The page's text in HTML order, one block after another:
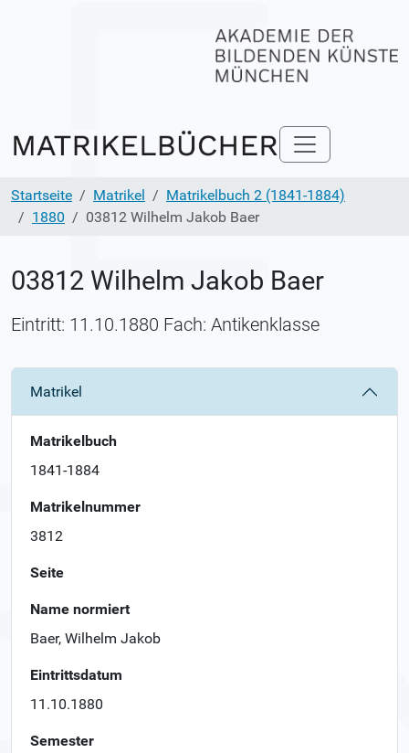
Startseite Matrikel
Matrikelbuch 2 (1841-1884)
1880
03812 Wilhelm Jakob Baer
03812 Wilhelm Jakob Baer
Eintritt: 11.10.1880 Fach: Antikenklasse
Matrikel
Matrikelbuch
1841-1884
Matrikelnummer
3812
Seite
Name normiert
Baer, Wilhelm Jakob
Eintrittsdatum
11.10.1880
Semester